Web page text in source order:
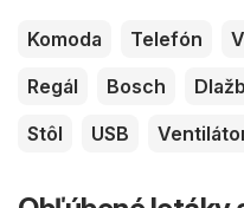
Komoda Telefón
Regál
Bosch
Stôl
USB